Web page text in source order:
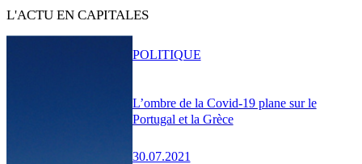
L'ACTU EN CAPITALES
L’ombre de la Covid-19 plane sur le
Portugal et la Grèce
30.07.2021
POLITIQUE